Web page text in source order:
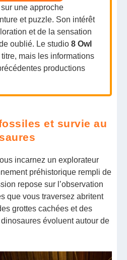
une approche
et puzzle. Son intérêt
et de la sensation
oublié. Le studio8 Owl
mais les informations
productions
et survie au
incarnez un explorateur
préhistorique rempli de
repose sur l’observation
que vous traversez abritent
grottes cachées et des
évoluent autour de